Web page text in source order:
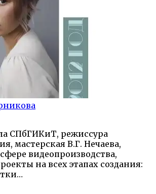
СПбГИКиТ, режиссура
мастерская В.Г. Нечаева,
видеопроизводства,
на всех этапах создания: